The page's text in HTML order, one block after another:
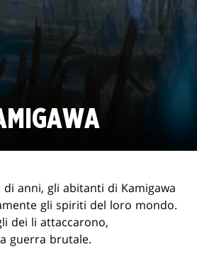
anni, gli abitanti di Kamigawa
gli spiriti del loro mondo.
dei li attaccarono,
guerra brutale.